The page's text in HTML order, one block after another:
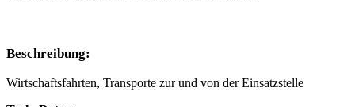
Beschreibung:
Wirtschaftsfahrten, Transporte zur und von der Einsatzstelle